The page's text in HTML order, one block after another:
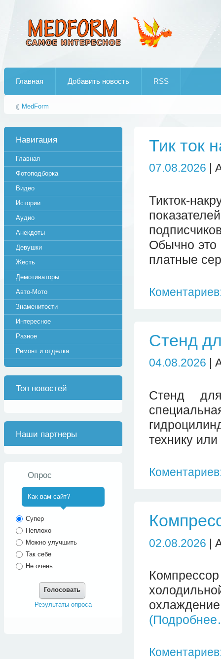
Главная Добавить новость RSS
MedForm
Тик ток
07.08.2026 |
Тикток-
Обычно это
платные
Стенд
04.08.2026 |
Стенд
технику
02.08.2026 |
охлаждение
Навигация
Главная
Фотоподборка
Видео
Истории
Аудио
Анекдоты
Девушки
Жесть
Демотиваторы
Авто-Мото
Знаменитости
Интересное
Разное
Ремонт и отделка
Топ новостей
Наши партнеры
Опрос
Как вам сайт?
Супер
Неплохо
Можно улучшить
Так себе
Не очень
Голосовать
Результаты опроса